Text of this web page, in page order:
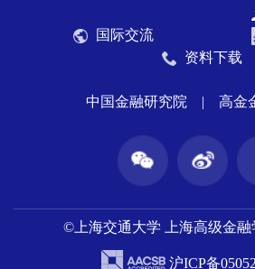
国际交流
资料下载
中国金融研究院 | 高金
©上海交通大学 上海高级金融
沪ICP备